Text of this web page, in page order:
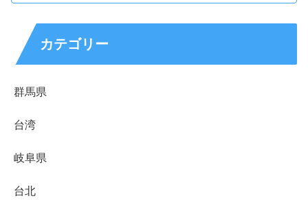
カテゴリー
群馬県
台湾
岐阜県
台北